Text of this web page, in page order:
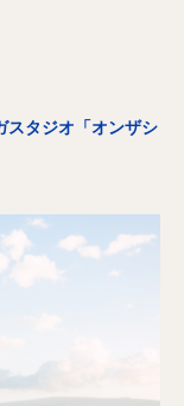
タジオ「オンザシ